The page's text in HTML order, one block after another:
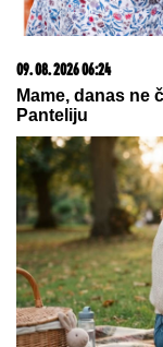
07. 08. 2026 09:14
Сазнања
савезу